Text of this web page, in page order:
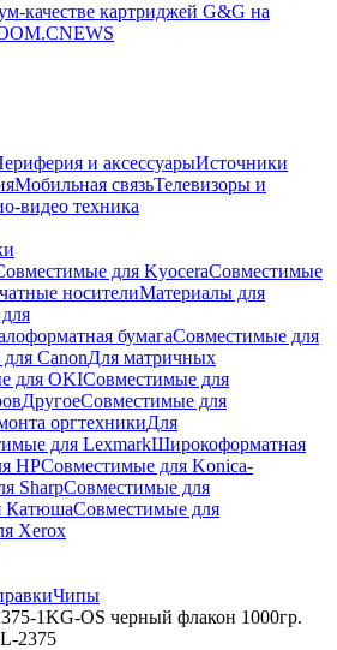
качестве картриджей G&G на
и аксессуарыИсточники
Мобильная связьТелевизоры и
видео техника
для KyoceraСовместимые
носителиМатериалы для
бумагаСовместимые для
CanonДля матричных
для OKIСовместимые для
ДругоеСовместимые для
оргтехникиДля
для LexmarkШирокоформатная
HPСовместимые для Konica-
SharpСовместимые для
КатюшаСовместимые для
Xerox
Чипы
1KG-OS черный флакон 1000гр.
2375